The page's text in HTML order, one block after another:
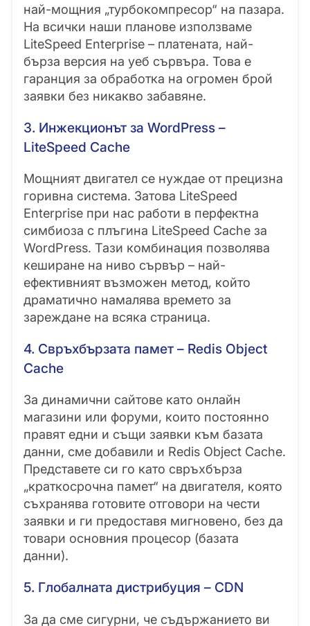
най-мощния „турбокомпресор“ на пазара.
На всички наши планове използваме
LiteSpeed Enterprise – платената, най-
бърза версия на уеб сървъра. Това е
гаранция за обработка на огромен брой
заявки без никакво забавяне.
3. Инжекционът за WordPress –
LiteSpeed Cache
Мощният двигател се нуждае от прецизна
горивна система. Затова LiteSpeed
Enterprise при нас работи в перфектна
симбиоза с плъгина LiteSpeed Cache за
WordPress. Тази комбинация позволява
кеширане на ниво сървър – най-
ефективният възможен метод, който
драматично намалява времето за
зареждане на всяка страница.
4. Свръхбързата памет – Redis Object
Cache
За динамични сайтове като онлайн
магазини или форуми, които постоянно
правят едни и същи заявки към базата
данни, сме добавили и Redis Object Cache.
Представете си го като свръхбърза
„краткосрочна памет“ на двигателя, която
съхранява готовите отговори на чести
заявки и ги предоставя мигновено, без да
товари основния процесор (базата
данни).
5. Глобалната дистрибуция – CDN
За да сме сигурни, че съдържанието ви